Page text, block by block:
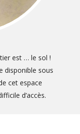
est … le sol !
disponible sous
cet espace
d’accès.